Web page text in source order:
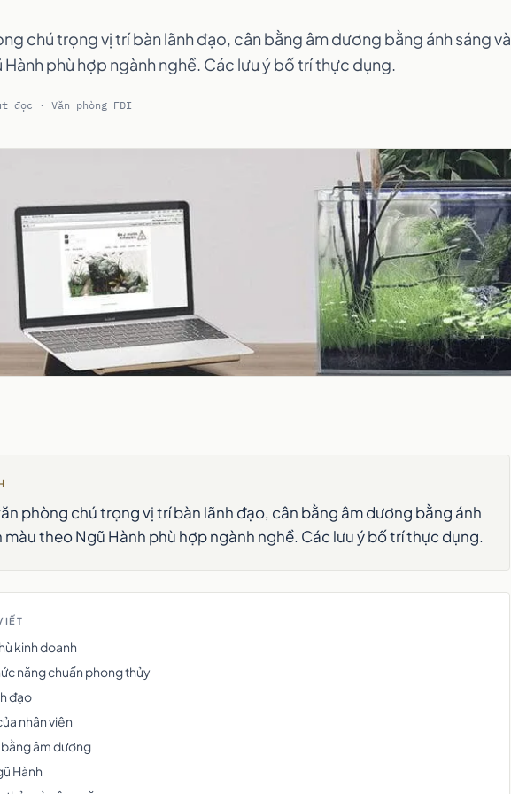
chú trọng vị trí bàn lãnh đạo, cân bằng âm dương bằng ánh sáng và
phù hợp ngành nghề. Các lưu ý bố trí thực dụng.
đọc · Văn phòng FDI
phòng chú trọng vị trí bàn lãnh đạo, cân bằng âm dương bằng ánh
màu theo Ngũ Hành phù hợp ngành nghề. Các lưu ý bố trí thực dụng.
kinh doanh
năng chuẩn phong thủy
đạo
nhân viên
bằng âm dương
Hành